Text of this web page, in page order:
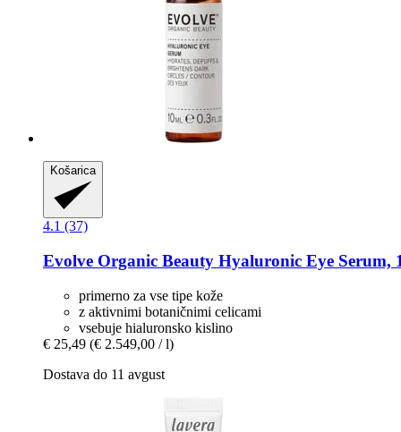
Košarica
4.1 (37)
Evolve Organic Beauty Hyaluronic Eye Serum,
primerno za vse tipe kože
z aktivnimi botaničnimi celicami
vsebuje hialuronsko kislino
€ 25,49 (€ 2.549,00 / l)
Dostava do 11 avgust